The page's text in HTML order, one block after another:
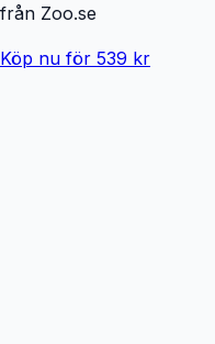
från Zoo.se
Köp nu för 539 kr